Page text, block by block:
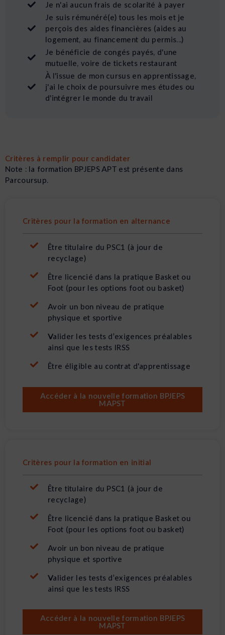
Je n'ai aucun frais de scolarité à payer
Je suis rémunéré(e) tous les mois et je
perçois des aides financières (aides au
logement, au financement du permis...)
Je bénéficie de congés payés, d'une
mutuelle, voire de tickets restaurant
À l'issue de mon cursus en apprentissage,
j'ai le choix de poursuivre mes études ou
d'intégrer le monde du travail
Critères à remplir pour candidater
Note : la formation BPJEPS APT est présente dans
Parcoursup.
Critères pour la formation en alternance
Être titulaire du PSC1 (à jour de
recyclage)
Être licencié dans la pratique Basket ou
Foot (pour les options foot ou basket)
Avoir un bon niveau de pratique
physique et sportive
Valider les tests d’exigences préalables
ainsi que les tests IRSS
Être éligible au contrat d'apprentissage
Accéder à la nouvelle formation BPJEPS
MAPST
Critères pour la formation en initial
Être titulaire du PSC1 (à jour de
recyclage)
Être licencié dans la pratique Basket ou
Foot (pour les options foot ou basket)
Avoir un bon niveau de pratique
physique et sportive
Valider les tests d’exigences préalables
ainsi que les tests IRSS
Accéder à la nouvelle formation BPJEPS
MAPST